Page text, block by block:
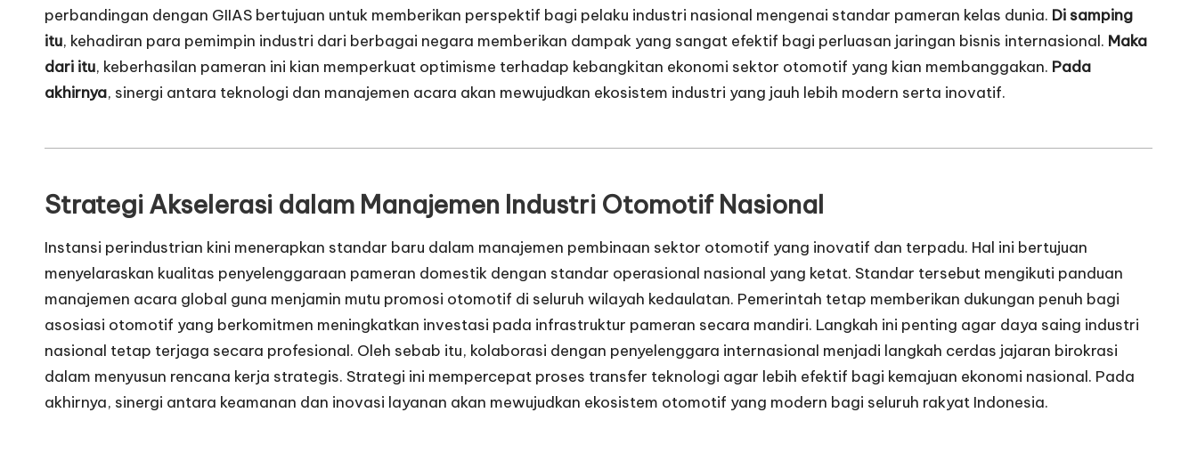
perbandingan dengan GIIAS bertujuan untuk memberikan perspektif bagi pelaku industri nasional mengenai standar pameran kelas dunia. Di samping
itu, kehadiran para pemimpin industri dari berbagai negara memberikan dampak yang sangat efektif bagi perluasan jaringan bisnis internasional. Maka
dari itu, keberhasilan pameran ini kian memperkuat optimisme terhadap kebangkitan ekonomi sektor otomotif yang kian membanggakan. Pada
akhirnya, sinergi antara teknologi dan manajemen acara akan mewujudkan ekosistem industri yang jauh lebih modern serta inovatif.
Strategi Akselerasi dalam Manajemen Industri Otomotif Nasional
Instansi perindustrian kini menerapkan standar baru dalam manajemen pembinaan sektor otomotif yang inovatif dan terpadu. Hal ini bertujuan
menyelaraskan kualitas penyelenggaraan pameran domestik dengan standar operasional nasional yang ketat. Standar tersebut mengikuti panduan
manajemen acara global guna menjamin mutu promosi otomotif di seluruh wilayah kedaulatan. Pemerintah tetap memberikan dukungan penuh bagi
asosiasi otomotif yang berkomitmen meningkatkan investasi pada infrastruktur pameran secara mandiri. Langkah ini penting agar daya saing industri
nasional tetap terjaga secara profesional. Oleh sebab itu, kolaborasi dengan penyelenggara internasional menjadi langkah cerdas jajaran birokrasi
dalam menyusun rencana kerja strategis. Strategi ini mempercepat proses transfer teknologi agar lebih efektif bagi kemajuan ekonomi nasional. Pada
akhirnya, sinergi antara keamanan dan inovasi layanan akan mewujudkan ekosistem otomotif yang modern bagi seluruh rakyat Indonesia.